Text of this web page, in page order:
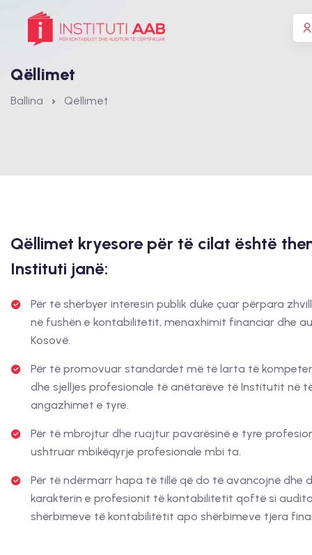
Qëllimet
Ballina Qëllimet
Qëllimet kryesore për të cilat është
Instituti janë:
Për të shërbyer interesin publik duke çuar përpara
në fushën e kontabilitetit, menaxhimit financiar dhe
Kosovë.
Për të promovuar standardet më të larta të
dhe sjelljes profesionale të anëtarëve të Institutit në
angazhimet e tyre.
Për të mbrojtur dhe ruajtur pavarësinë e tyre
ushtruar mbikëqyrje profesionale mbi ta.
Për të ndërmarr hapa të tillë që do të avancojnë dhe
karakterin e profesionit të kontabilitetit qoftë si
shërbimeve të kontabilitetit apo shërbimeve tjera